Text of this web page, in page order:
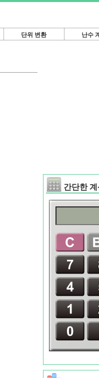
단위 변환 난수
간단한 계